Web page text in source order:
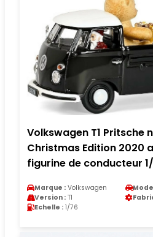
Volkswagen T1 Pritsche
Christmas Edition 2020
figurine de conducteur
Marque : Volkswagen
Version : T1
Echelle : 1/76